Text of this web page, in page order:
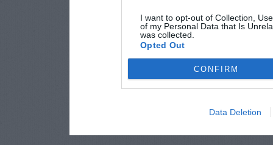
I want to opt-out of Collection,
of my Personal Data that Is
was collected.
Opted Out
CONFIRM
Data Deletion